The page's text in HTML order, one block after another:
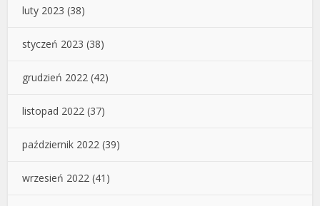
luty 2023 (38)
styczeń 2023 (38)
grudzień 2022 (42)
listopad 2022 (37)
październik 2022 (39)
wrzesień 2022 (41)